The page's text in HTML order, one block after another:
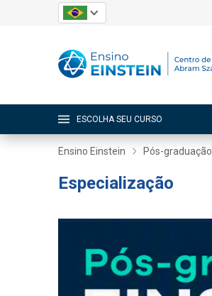
ESCOLHA SEU CURSO
Ensino Einstein Pós-graduação
Especialização